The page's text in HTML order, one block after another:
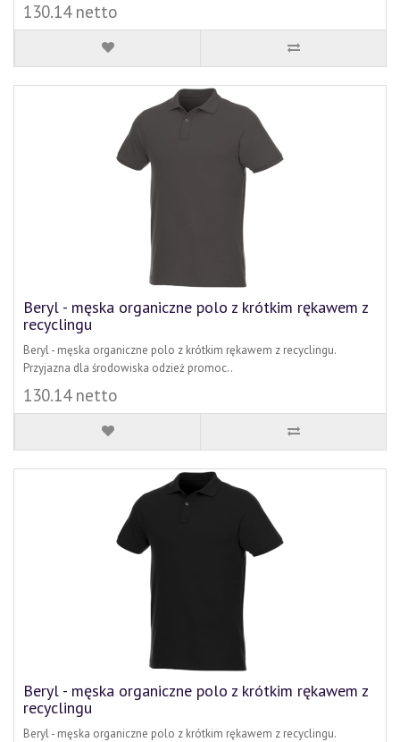
130.14 netto
Beryl - męska organiczne polo z krótkim rękawem z
recyclingu
Beryl - męska organiczne polo z krótkim rękawem z recyclingu.
Przyjazna dla środowiska odzież promoc..
130.14 netto
Beryl - męska organiczne polo z krótkim rękawem z
recyclingu
Beryl - męska organiczne polo z krótkim rękawem z recyclingu.